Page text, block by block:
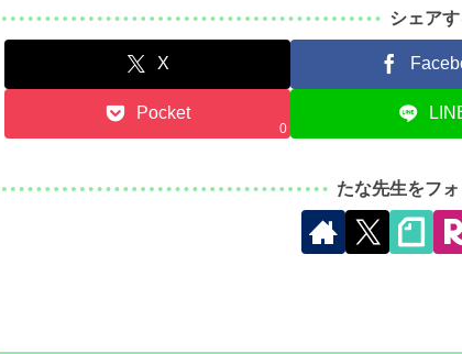
シェア
X
Pocket
0
たな先生をフ